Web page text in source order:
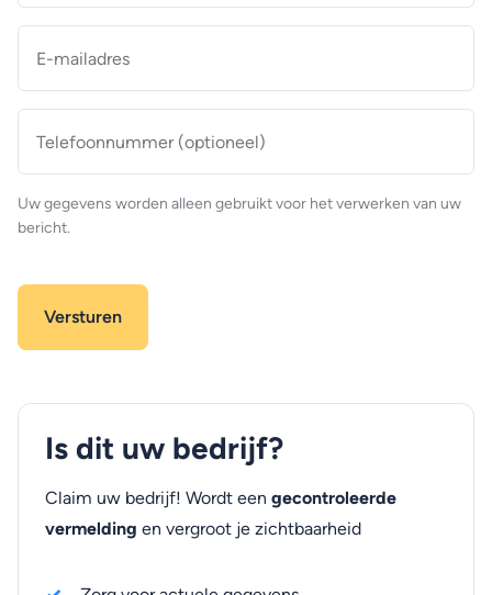
mailadres *
(optioneel)
Uw gegevens worden alleen gebruikt voor het verwerken van uw
bericht.
Is dit uw bedrijf?
Claim uw bedrijf! Wordt een gecontroleerde
vermelding en vergroot je zichtbaarheid